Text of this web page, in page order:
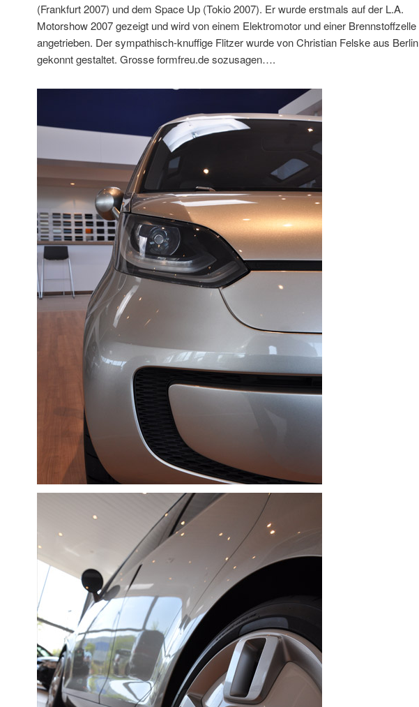
(Frankfurt 2007) und dem Space Up (Tokio 2007). Er wurde erstmals auf der L.A.
Motorshow 2007 gezeigt und wird von einem Elektromotor und einer Brennstoffzelle
angetrieben. Der sympathisch-knuffige Flitzer wurde von Christian Felske aus Berlin
gekonnt gestaltet. Grosse formfreu.de sozusagen….